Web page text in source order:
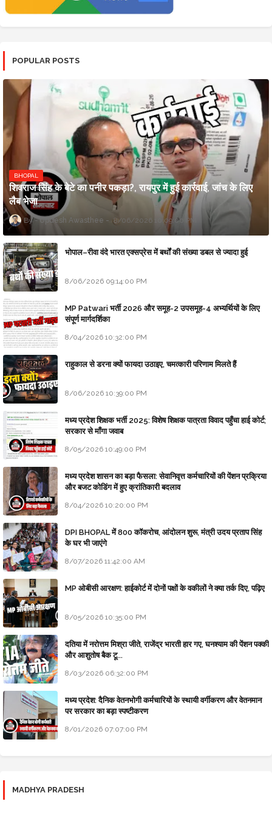
POPULAR POSTS
BHOPAL
शिवराज सिंह के बेटे का पनीर पकड़ा?, रायपुर में हुई कार्रवाई, जांच के लिए
लैब भेजा
Updesh Awasthee 8/06/2026 10:09:00 PM
भोपाल–रीवा वंदे भारत एक्सप्रेस में बर्थों की संख्या डबल से ज्यादा हुई
8/06/2026 09:14:00 PM
MP Patwari भर्ती 2026 और समूह-2 उपसमूह-4 अभ्यर्थियों के लिए
संपूर्ण मार्गदर्शिका
8/04/2026 10:32:00 PM
राहुकाल से डरना क्यों फायदा उठाइए, चमत्कारी परिणाम मिलते हैं
8/06/2026 10:39:00 PM
मध्य प्रदेश शिक्षक भर्ती 2025: विशेष शिक्षक पात्रता विवाद पहुँचा हाई कोर्ट;
सरकार से माँगा जवाब
8/05/2026 10:49:00 PM
मध्य प्रदेश शासन का बड़ा फैसला: सेवानिवृत्त कर्मचारियों की पेंशन प्रक्रिया
और बजट कोडिंग में हुए क्रांतिकारी बदलाव
8/04/2026 10:20:00 PM
DPI BHOPAL में 800 कॉकरोच, आंदोलन शुरू, मंत्री उदय प्रताप सिंह
के घर भी जाएंगे
8/07/2026 11:42:00 AM
MP ओबीसी आरक्षण: हाईकोर्ट में दोनों पक्षों के वकीलों ने क्या तर्क दिए, पढ़िए
8/05/2026 10:35:00 PM
दतिया में नरोत्तम मिश्रा जीते, राजेंद्र भारती हार गए, घनश्याम की पेंशन पक्की
और आशुतोष बैक टू...
8/03/2026 06:32:00 PM
मध्य प्रदेश: दैनिक वेतनभोगी कर्मचारियों के स्थायी वर्गीकरण और वेतनमान
पर सरकार का बड़ा स्पष्टीकरण
8/01/2026 07:07:00 PM
MADHYA PRADESH